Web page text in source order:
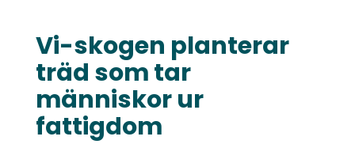
Vi-skogen planterar
träd som tar
människor ur
fattigdom